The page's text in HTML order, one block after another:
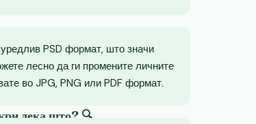
PSD формат, што значи
лесно да ги промените личните
во JPG, PNG или PDF формат.
дека што? 🔍